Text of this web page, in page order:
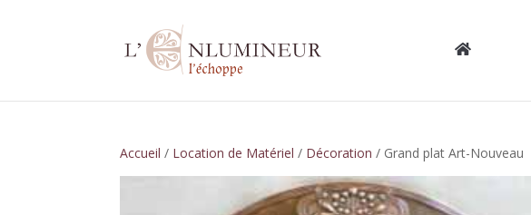
Accueil / Location de Matériel / Décoration / Grand plat Art-Nouveau